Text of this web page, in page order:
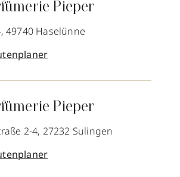
Pieper
49740 Haselünne
Pieper
2-4, 27232 Sulingen